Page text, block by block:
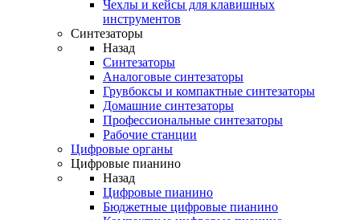
Чехлы и кейсы для клавишных
инструментов
Синтезаторы
Назад
Синтезаторы
Аналоговые синтезаторы
Грувбоксы и компактные синтезаторы
Домашние синтезаторы
Профессиональные синтезаторы
Рабочие станции
Цифровые органы
Цифровые пианино
Назад
Цифровые пианино
Бюджетные цифровые пианино